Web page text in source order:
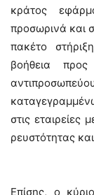
κράτος
προσωρινά και
πακέτο
βοήθεια προς
στις εταιρείες
ρευστότητας
Επίσης, ο